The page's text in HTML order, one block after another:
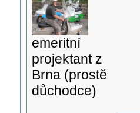
emeritní
projektant z
Brna (prostě
důchodce)